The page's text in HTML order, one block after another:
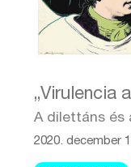
„Virulencia
A dilettáns és
2020. december